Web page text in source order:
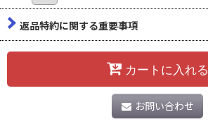
返品特約に関する重要事項
カートに入れる
お問い合わせ